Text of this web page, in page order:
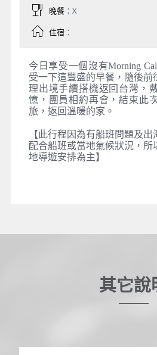
晚餐：X
住宿：
今日享受一個沒有Morning
受一下這豐盛的早餐，隨後前
理出境手續搭機返回台灣，
憶，團員相約再會，結束此
旅，返回溫暖的家。
【此行程因為有船班問題及
配合船班或當地氣候狀況，所
地導遊安排為主】
其它說